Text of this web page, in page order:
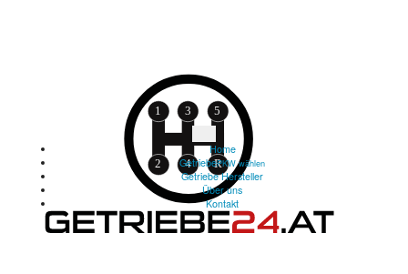
Home
GetriebePKW wählen
Getriebe Hersteller
Über uns
Kontakt